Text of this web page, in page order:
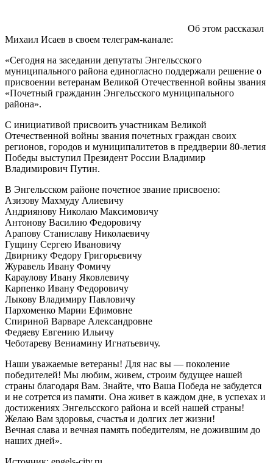
Об этом рассказал
Михаил Исаев в своем телеграм-канале:
«Сегодня на заседании депутаты Энгельсского
муниципального района единогласно поддержали решение о
присвоении ветеранам Великой Отечественной войны звания
«Почетный гражданин Энгельсского муниципального
района».
С инициативой присвоить участникам Великой
Отечественной войны звания почетных граждан своих
регионов, городов и муниципалитетов в преддверии 80-летия
Победы выступил Президент России Владимир
Владимирович Путин.
В Энгельсском районе почетное звание присвоено:
Азизову Махмуду Алиевичу
Андриянову Николаю Максимовичу
Антонову Василию Федоровичу
Арапову Станиславу Николаевичу
Гущину Сергею Ивановичу
Двирнику Федору Григорьевичу
Журавель Ивану Фомичу
Караулову Ивану Яковлевичу
Карпенко Ивану Федоровичу
Лыкову Владимиру Павловичу
Пархоменко Марии Ефимовне
Спириной Варваре Александровне
Федяеву Евгению Ильичу
Чеботареву Вениамину Игнатьевичу.
Наши уважаемые ветераны! Для нас вы — поколение
победителей! Мы любим, живем, строим будущее нашей
страны благодаря Вам. Знайте, что Ваша Победа не забудется
и не сотрется из памяти. Она живет в каждом дне, в успехах и
достижениях Энгельсского района и всей нашей страны!
Желаю Вам здоровья, счастья и долгих лет жизни!
Вечная слава и вечная память победителям, не дожившим до
наших дней».